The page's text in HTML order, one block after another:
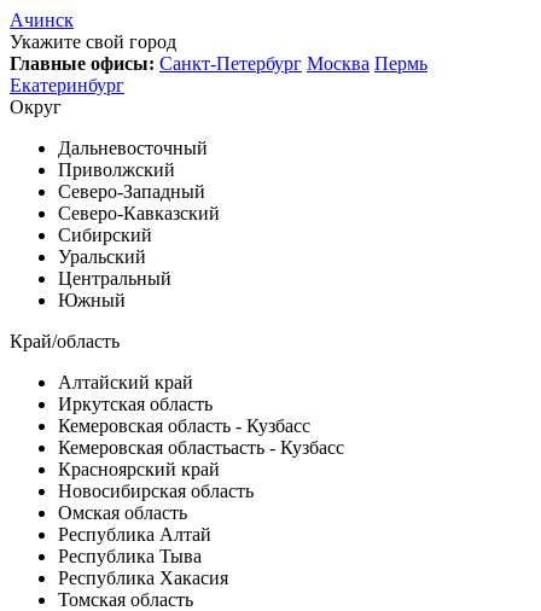
Ачинск
Укажите свой город
Главные офисы: Санкт-Петербург Москва Пермь
Екатеринбург
Округ
Дальневосточный
Приволжский
Северо-Западный
Северо-Кавказский
Сибирский
Уральский
Центральный
Южный
Край/область
Алтайский край
Иркутская область
Кемеровская область - Кузбасс
Кемеровская областьасть - Кузбасс
Красноярский край
Новосибирская область
Омская область
Республика Алтай
Республика Тыва
Республика Хакасия
Томская область